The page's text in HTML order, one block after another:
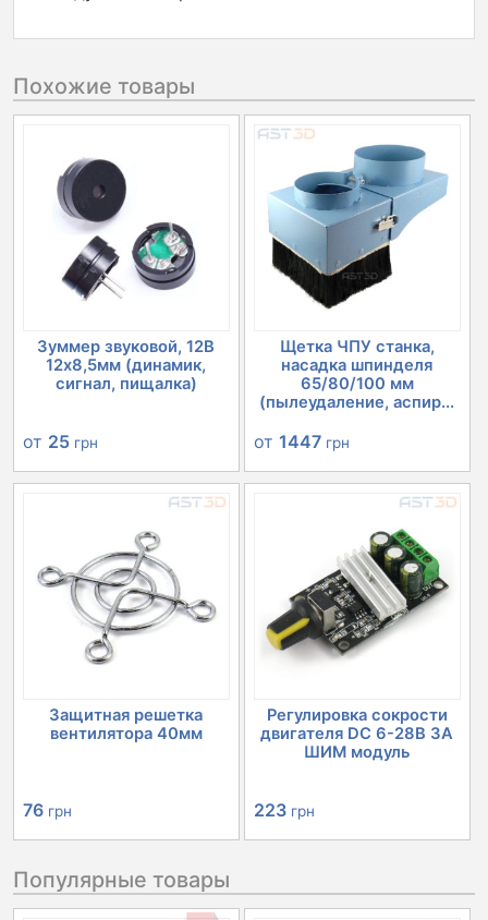
Похожие товары
Зуммер звуковой, 12В
12х8,5мм (динамик,
сигнал, пищалка)
от 25 грн
Щетка ЧПУ станка,
насадка шпинделя
65/80/100 мм
(пылеудаление, аспир...
от 1447 грн
Защитная решетка
вентилятора 40мм
76 грн
Регулировка сокрости
двигателя DC 6-28В 3А
ШИМ модуль
223 грн
Популярные товары